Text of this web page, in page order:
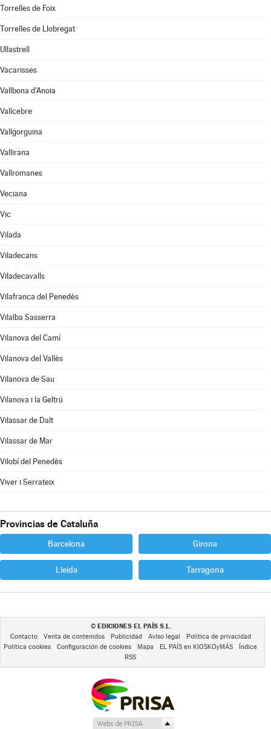
Torrelles de Foix
Torrelles de Llobregat
Ullastrell
Vacarisses
Vallbona d'Anoia
Vallcebre
Vallgorguina
Vallirana
Vallromanes
Veciana
Vic
Vilada
Viladecans
Viladecavalls
Vilafranca del Penedès
Vilalba Sasserra
Vilanova del Camí
Vilanova del Vallès
Vilanova de Sau
Vilanova i la Geltrú
Vilassar de Dalt
Vilassar de Mar
Vilobí del Penedès
Viver i Serrateix
Provincias de Cataluña
Barcelona Girona
Lleida Tarragona
© EDICIONES EL PAÍS S.L.
Contacto Venta de contenidos Publicidad Aviso legal
Política de privacidad
Política cookies
Configuración de cookies Mapa EL PAÍS en KIOSKOyMÁS
Índice
RSS